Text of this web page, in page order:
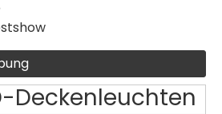
Deckenleuchten